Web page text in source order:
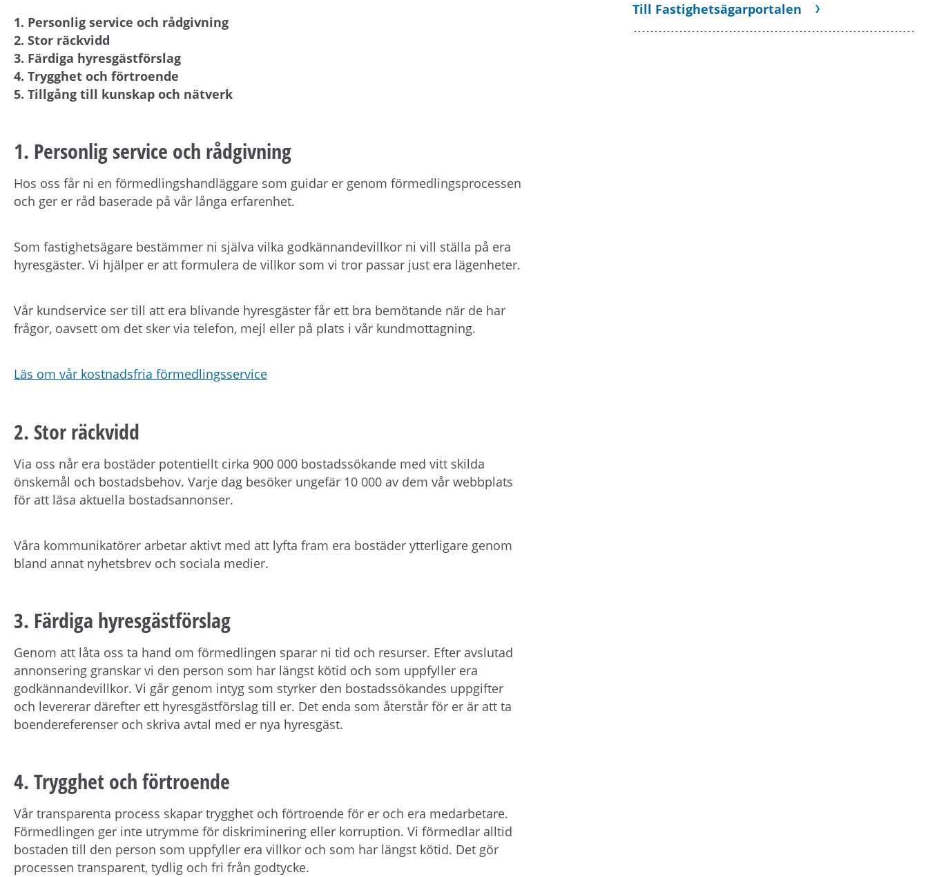
1. Personlig service och rådgivning
2. Stor räckvidd
3. Färdiga hyresgästförslag
4. Trygghet och förtroende
5. Tillgång till kunskap och nätverk
1. Personlig service och rådgivning
Hos oss får ni en förmedlingshandläggare som guidar er genom förmedlingsprocessen
och ger er råd baserade på vår långa erfarenhet.
Som fastighetsägare bestämmer ni själva vilka godkännandevillkor ni vill ställa på era
hyresgäster. Vi hjälper er att formulera de villkor som vi tror passar just era lägenheter.
Vår kundservice ser till att era blivande hyresgäster får ett bra bemötande när de har
frågor, oavsett om det sker via telefon, mejl eller på plats i vår kundmottagning.
Läs om vår kostnadsfria förmedlingsservice
2. Stor räckvidd
Via oss når era bostäder potentiellt cirka 900 000 bostadssökande med vitt skilda
önskemål och bostadsbehov. Varje dag besöker ungefär 10 000 av dem vår webbplats
för att läsa aktuella bostadsannonser.
Våra kommunikatörer arbetar aktivt med att lyfta fram era bostäder ytterligare genom
bland annat nyhetsbrev och sociala medier.
3. Färdiga hyresgästförslag
Genom att låta oss ta hand om förmedlingen sparar ni tid och resurser. Efter avslutad
annonsering granskar vi den person som har längst kötid och som uppfyller era
godkännandevillkor. Vi går genom intyg som styrker den bostadssökandes uppgifter
och levererar därefter ett hyresgästförslag till er. Det enda som återstår för er är att ta
boendereferenser och skriva avtal med er nya hyresgäst.
4. Trygghet och förtroende
Vår transparenta process skapar trygghet och förtroende för er och era medarbetare.
Förmedlingen ger inte utrymme för diskriminering eller korruption. Vi förmedlar alltid
bostaden till den person som uppfyller era villkor och som har längst kötid. Det gör
processen transparent, tydlig och fri från godtycke.
Till Fastighetsägarportalen